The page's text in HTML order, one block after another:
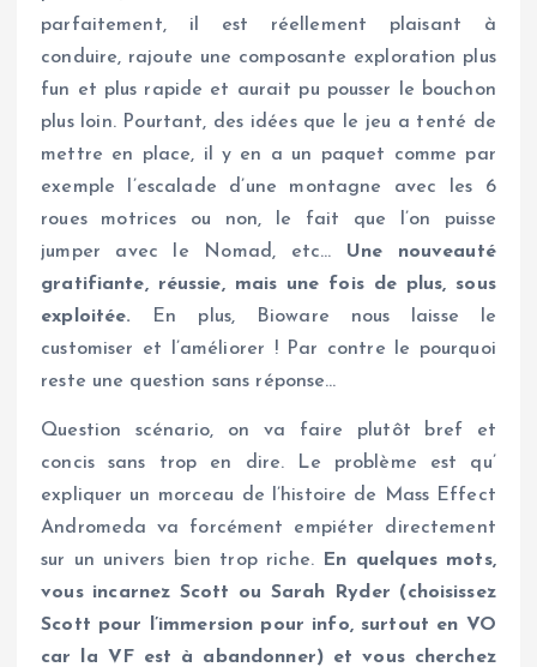
parfaitement, il est réellement plaisant à
conduire, rajoute une composante exploration plus
fun et plus rapide et aurait pu pousser le bouchon
plus loin. Pourtant, des idées que le jeu a tenté de
mettre en place, il y en a un paquet comme par
exemple l’escalade d’une montagne avec les 6
roues motrices ou non, le fait que l’on puisse
jumper avec le Nomad, etc… Une nouveauté
gratifiante, réussie, mais une fois de plus, sous
exploitée. En plus, Bioware nous laisse le
customiser et l’améliorer ! Par contre le pourquoi
reste une question sans réponse…
Question scénario, on va faire plutôt bref et
concis sans trop en dire. Le problème est qu’
expliquer un morceau de l’histoire de Mass Effect
Andromeda va forcément empiéter directement
sur un univers bien trop riche. En quelques mots,
vous incarnez Scott ou Sarah Ryder (choisissez
Scott pour l’immersion pour info, surtout en VO
car la VF est à abandonner) et vous cherchez